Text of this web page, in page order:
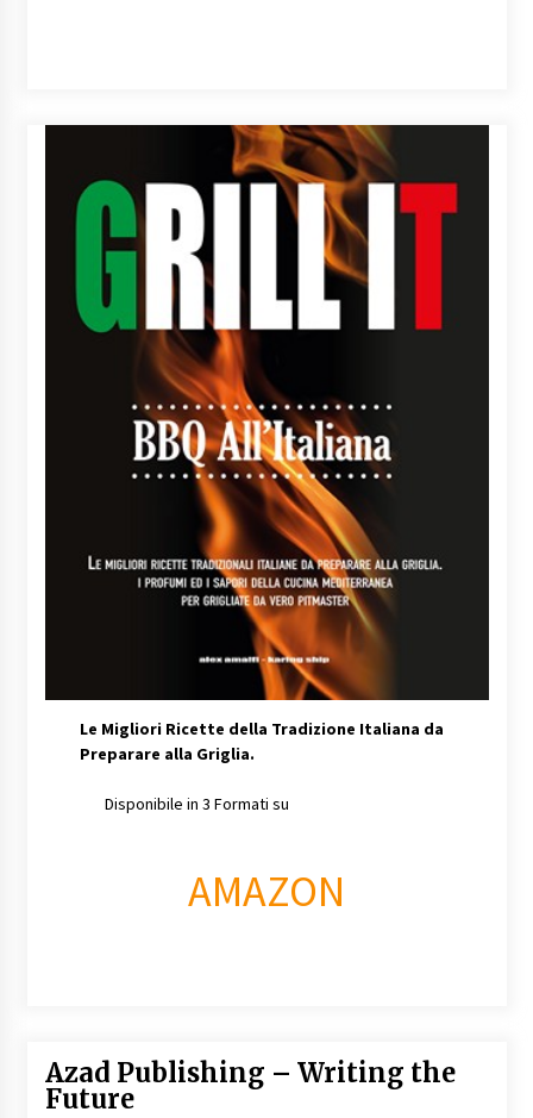
Le Migliori Ricette della Tradizione Italiana da
Preparare alla Griglia.
Disponibile in 3 Formati su
AMAZON
Azad Publishing – Writing the
Future